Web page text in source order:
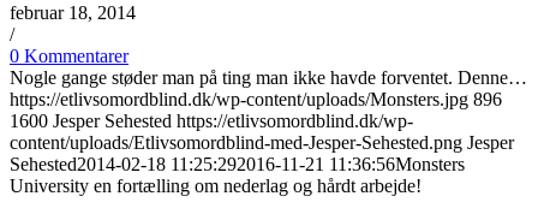
februar 18, 2014
/
0 Kommentarer
Nogle gange støder man på ting man ikke havde forventet. Denne…
https://etlivsomordblind.dk/wp-content/uploads/Monsters.jpg 896
1600 Jesper Sehested https://etlivsomordblind.dk/wp-
content/uploads/Etlivsomordblind-med-Jesper-Sehested.png Jesper
Sehested2014-02-18 11:25:292016-11-21 11:36:56Monsters
University en fortælling om nederlag og hårdt arbejde!